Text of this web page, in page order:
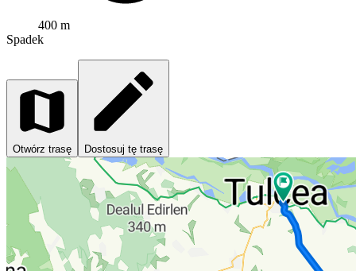
400 m
Spadek
Otwórz trasę Dostosuj tę trasę